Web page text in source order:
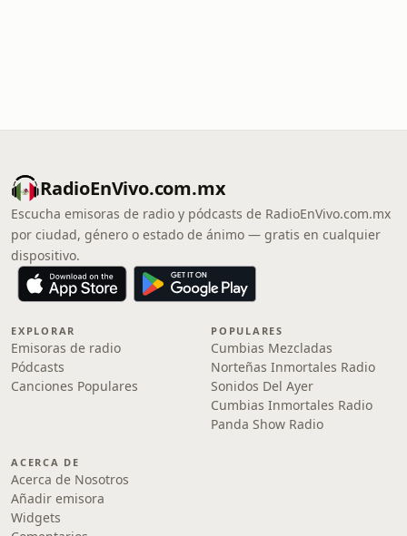
RadioEnVivo.com.mx
Escucha emisoras de radio y pódcasts de RadioEnVivo.com.mx
por ciudad, género o estado de ánimo — gratis en cualquier
dispositivo.
EXPLORAR
Emisoras de radio
Pódcasts
Canciones Populares
POPULARES
Cumbias Mezcladas
Norteñas Inmortales Radio
Sonidos Del Ayer
Cumbias Inmortales Radio
Panda Show Radio
ACERCA DE
Acerca de Nosotros
Añadir emisora
Widgets